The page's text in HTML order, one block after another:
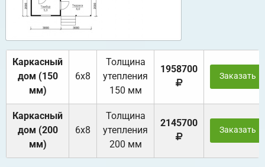
Каркасный
дом (150
мм)
6х8
Толщина
утепления
150 мм
1958700
Заказать
Каркасный
дом (200
мм)
6х8
Толщина
утепления
200 мм
2145700
Заказать